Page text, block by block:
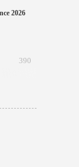
2026
390